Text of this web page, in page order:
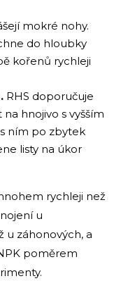
mokré nohy.
do hloubky
kořenů rychleji
RHS doporučuje
hnojivo s vyšším
ním po zbytek
listy na úkor
rychleji než
u
u záhonových, a
poměrem